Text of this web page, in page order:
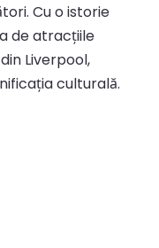
Cu o istorie
de atracțiile
Liverpool,
culturală.